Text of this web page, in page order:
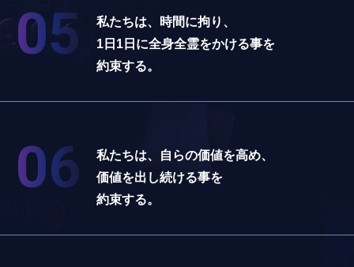
05
私たちは、時間に拘り、
1日1日に全身全霊をかける事を
約束する。
06
私たちは、自らの価値を高め、
価値を出し続ける事を
約束する。